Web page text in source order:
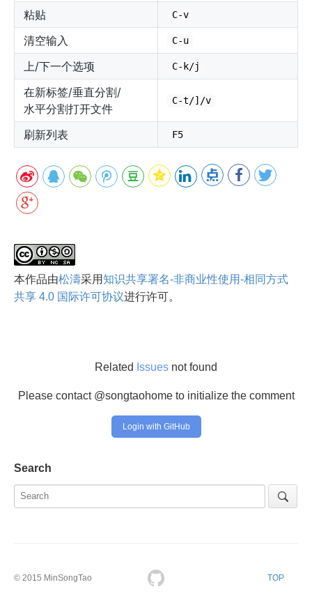
粘贴 C-v
清空输入 C-u
上/下一个选项 C-k/j
在新标签/垂直分割/
水平分割打开文件
C-t/]/v
刷新列表 F5
本作品由松濤采用知识共享署名-非商业性使用-相同方式
共享 4.0 国际许可协议进行许可。
Related Issues not found
Please contact @songtaohome to initialize the comment
Login with GitHub
Search
© 2015 MinSongTao TOP